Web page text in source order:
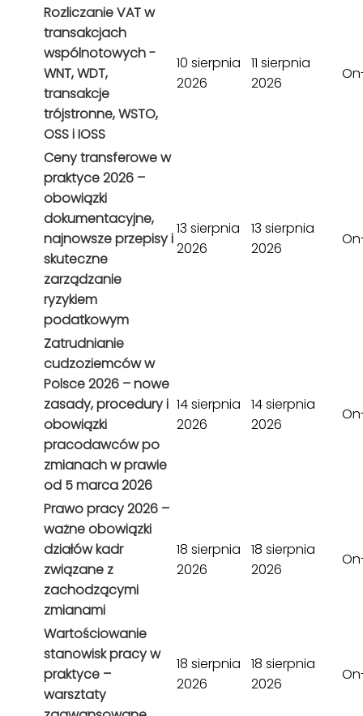
Rozliczanie VAT w
transakcjach
wspólnotowych -
WNT, WDT,
transakcje
trójstronne, WSTO,
OSS i IOSS
10 sierpnia
2026
11 sierpnia
2026
Ceny transferowe w
praktyce 2026 –
obowiązki
dokumentacyjne,
najnowsze przepisy i
skuteczne
zarządzanie
ryzykiem
podatkowym
13 sierpnia
2026
13 sierpnia
2026
Zatrudnianie
cudzoziemców w
Polsce 2026 – nowe
zasady, procedury i
obowiązki
pracodawców po
zmianach w prawie
od 5 marca 2026
14 sierpnia
2026
14 sierpnia
2026
Prawo pracy 2026 –
ważne obowiązki
działów kadr
związane z
zachodzącymi
zmianami
18 sierpnia
2026
18 sierpnia
2026
Wartościowanie
stanowisk pracy w
praktyce –
warsztaty
18 sierpnia
2026
18 sierpnia
2026